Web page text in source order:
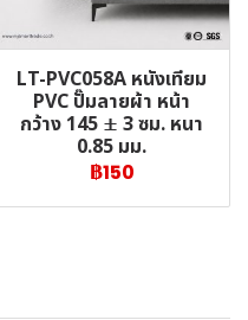
LT-PVC058A หนังเทียม
PVC ปั๊มลายผ้า หน้า
กว้าง 145 ± 3 ซม. หนา
0.85 มม.
฿150